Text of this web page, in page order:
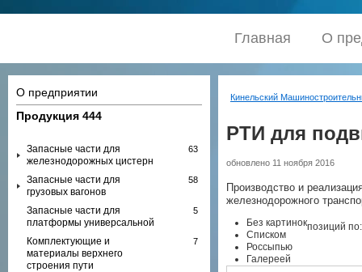
Главная О
О предприятии
Продукция 444
Запасные части для
железнодорожных цистерн
63
Запасные части для
грузовых вагонов
58
Запасные части для
платформы универсальной
5
Комплектующие и
материалы верхнего
строения пути
7
Кинельский
РТИ для
обновлено 11 ноября 2016
Производство и
железнодорожного
Без картинок
Списком
Россыпью
Галереей
позиций